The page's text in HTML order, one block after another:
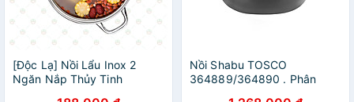
[Độc Lạ] Nồi Lẩu Inox 2
Ngăn Nắp Thủy Tinh
Nồi Shabu TOSCO
364889/364890 . Phân